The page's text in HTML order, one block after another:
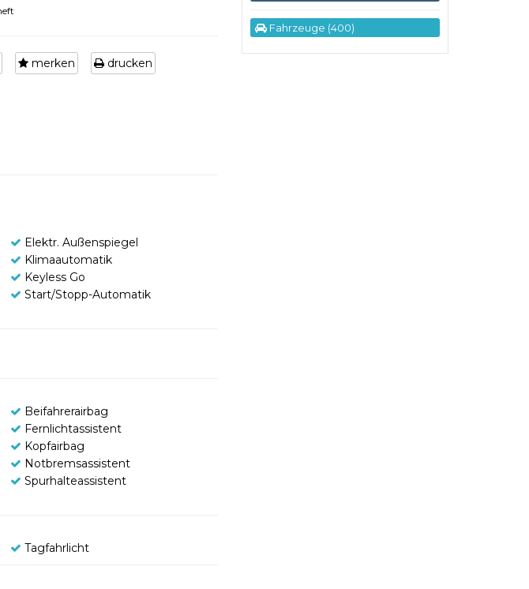
merken drucken
Elektr. Außenspiegel
Klimaautomatik
Keyless Go
Start/Stopp-Automatik
Beifahrerairbag
Fernlichtassistent
Kopfairbag
Notbremsassistent
Spurhalteassistent
Tagfahrlicht
Fahrzeuge (400)